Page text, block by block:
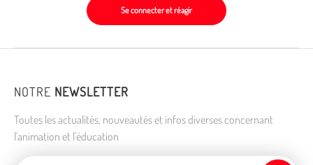
Se connecter et réagir
NOTRE NEWSLETTER
Toutes les actualités, nouveautés et infos diverses concernant
l'animation et l'éducation